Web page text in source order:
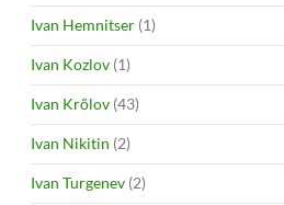
Ivan Hemnitser (1)
Ivan Kozlov (1)
Ivan Krõlov (43)
Ivan Nikitin (2)
Ivan Turgenev (2)